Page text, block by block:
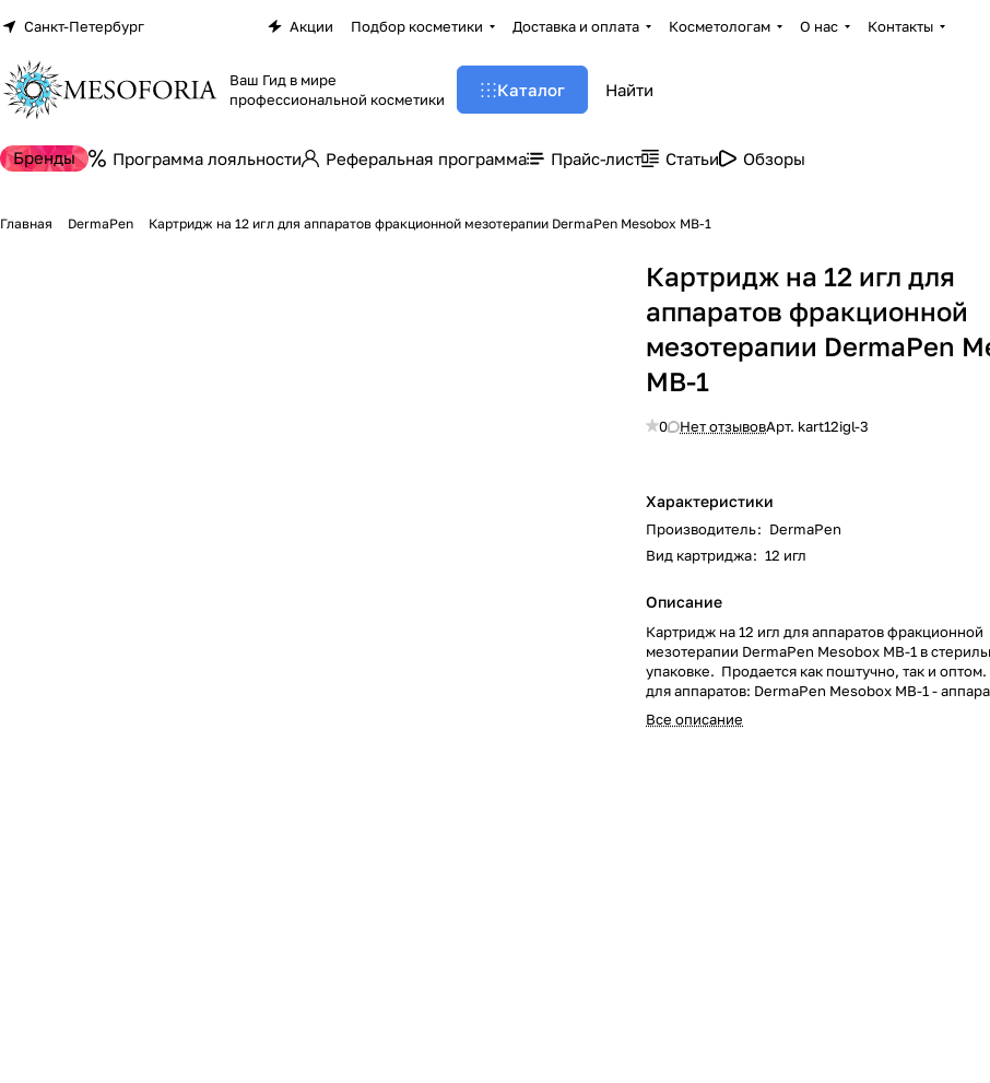
Санкт-Петербург Акции Подбор косметики Доставка и оплата Косметологам О нас Контакты
Ваш Гид в мире
профессиональной косметики
Каталог
Бренды Программа лояльности Реферальная программа Прайс-лист Статьи Обзоры
Главная DermaPen Картридж на 12 игл для аппаратов фракционной мезотерапии DermaPen Mesobox MB-1
Картридж на 12 игл для
аппаратов фракционной
мезотерапии DermaPen
MB-1
0 Нет отзывовАрт. kart12igl-3
Характеристики
Производитель: DermaPen
Вид картриджа: 12 игл
Описание
Картридж на 12 игл для аппаратов фракционной
мезотерапии DermaPen Mesobox MB-1 в
упаковке. Продается как поштучно, так и
для аппаратов: DermaPen Mesobox MB-1 -
фракционной мезотерапии
Все описание